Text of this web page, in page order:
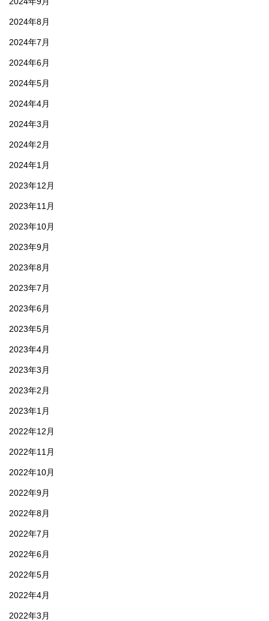
2024年8月
2024年7月
2024年6月
2024年5月
2024年4月
2024年3月
2024年2月
2024年1月
2023年12月
2023年11月
2023年10月
2023年9月
2023年8月
2023年7月
2023年6月
2023年5月
2023年4月
2023年3月
2023年2月
2023年1月
2022年12月
2022年11月
2022年10月
2022年9月
2022年8月
2022年7月
2022年6月
2022年5月
2022年4月
2022年3月